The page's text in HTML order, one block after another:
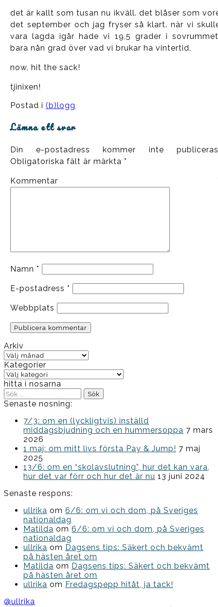
det är kallt som tusan nu ikväll. det blåser som
det september och jag fryser så klart. när vi
vara lagda igår hade vi 19,5 grader i
bara nån grad över vad vi brukar ha vintertid.
now, hit the sack!
tjinixen!
Postad i (b)logg
Lämna ett svar
Din e-postadress kommer inte
Obligatoriska fält är märkta *
Kommentar
Namn *
E-postadress *
Webbplats
Arkiv
Arkiv
Kategorier
Kategorier
hitta i nosarna
Sök
efter:
Senaste nosning:
7/3: om en (lyckligtvis) inställd
middagsbjudning och en hummersoppa 7 mars
2026
1 maj: om mitt livs första Pay & Jump! 7 maj
2025
13/6: om en “skolavslutning”, hur det kan vara,
hur det var förr och hur det är nu 13 juni 2024
Senaste respons:
ullrika om 6/6: om vi och dom, på Sveriges
nationaldag
Matilda om 6/6: om vi och dom, på Sveriges
nationaldag
ullrika om Dagsens tips: Säkert och bekvämt
på hästen året om
Matilda om Dagsens tips: Säkert och bekvämt
på hästen året om
ullrika om Fredagspepp hitåt, ja tack!
@ullrika